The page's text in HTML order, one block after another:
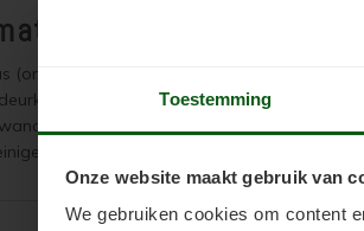
Toestemming
Onze website maakt gebruik van
We gebruiken cookies om content
(onbehandeld)
RAL 7016 (Antracietgrijs)
en overig hout: RAL 9001 (Crème wit)
hout schuren, 1 laag grondverf, 2 lagen